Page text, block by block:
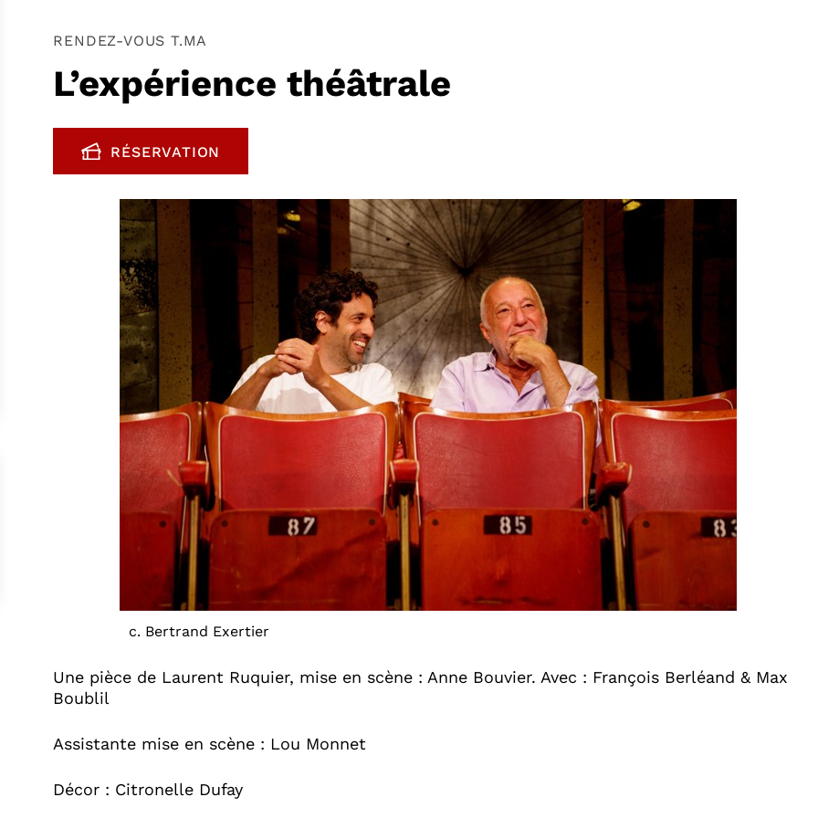
RENDEZ-VOUS T.MA
L’expérience théâtrale
RÉSERVATION
, OUVRE UNE NOUVELLE FENÊTRE
c. Bertrand Exertier
Une pièce de Laurent Ruquier, mise en scène : Anne Bouvier. Avec : François Berléand & Max
Boublil
Assistante mise en scène : Lou Monnet
Décor : Citronelle Dufay